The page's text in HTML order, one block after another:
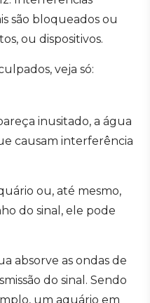
são bloqueados ou
ou dispositivos.
veja só:
inusitado, a água
causam interferência
ou, até mesmo,
do sinal, ele pode
absorve as ondas de
do sinal. Sendo
um aquário em